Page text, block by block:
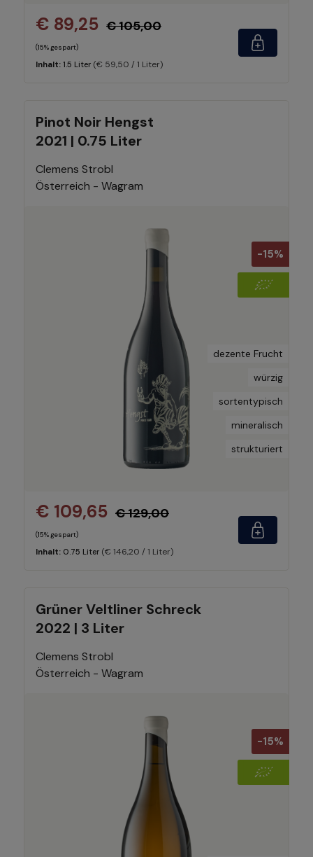
€ 89,25 € 105,00
(15% gespart)
Inhalt: 1.5 Liter (€ 59,50 / 1 Liter)
Pinot Noir Hengst
2021 | 0.75 Liter
Clemens Strobl
Österreich - Wagram
-15%
dezente Frucht
würzig
sortentypisch
mineralisch
strukturiert
€ 109,65 € 129,00
(15% gespart)
Inhalt: 0.75 Liter (€ 146,20 / 1 Liter)
Grüner Veltliner Schreck
2022 | 3 Liter
Clemens Strobl
Österreich - Wagram
-15%